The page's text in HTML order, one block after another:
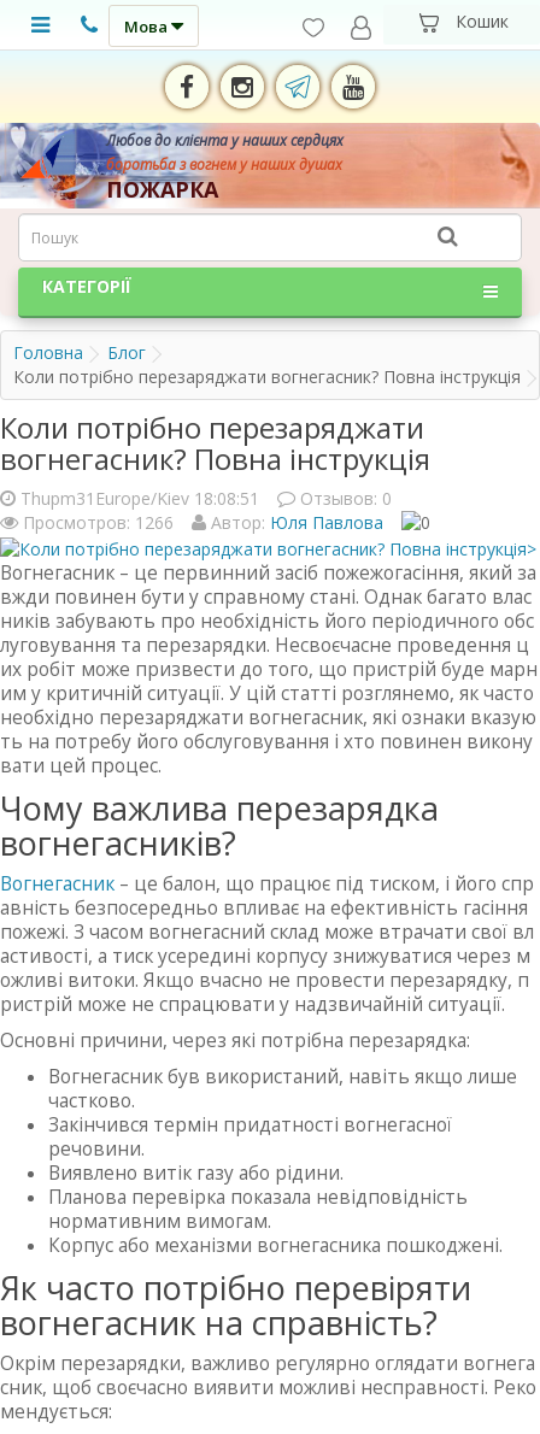
Мова
Любов до клієнта у наших сердцях
боротьба з вогнем у наших душах
ПОЖАРКА
КАТЕГОРІЇ
Головна
Блог
Коли потрібно перезаряджати вогнегасник? Повна інструкція
Коли потрібно перезаряджати
вогнегасник? Повна інструкція
Thupm31Europe/Kiev 18:08:51 Отзывов: 0
Просмотров: 1266
Автор: Юля Павлова
Вогнегасник – це первинний засіб пожежогасіння, який за
вжди повинен бути у справному стані. Однак багато влас
ників забувають про необхідність його періодичного обс
луговування та перезарядки. Несвоєчасне проведення ц
их робіт може призвести до того, що пристрій буде марн
им у критичній ситуації. У цій статті розглянемо, як часто
необхідно перезаряджати вогнегасник, які ознаки вказую
ть на потребу його обслуговування і хто повинен викону
вати цей процес.
Чому важлива перезарядка
вогнегасників?
Вогнегасник – це балон, що працює під тиском, і його спр
авність безпосередньо впливає на ефективність гасіння
пожежі. З часом вогнегасний склад може втрачати свої вл
астивості, а тиск усередині корпусу знижуватися через м
ожливі витоки. Якщо вчасно не провести перезарядку, п
ристрій може не спрацювати у надзвичайній ситуації.
Основні причини, через які потрібна перезарядка:
Вогнегасник був використаний, навіть якщо лише
частково.
Закінчився термін придатності вогнегасної
речовини.
Виявлено витік газу або рідини.
Планова перевірка показала невідповідність
нормативним вимогам.
Корпус або механізми вогнегасника пошкоджені.
Як часто потрібно перевіряти
вогнегасник на справність?
Окрім перезарядки, важливо регулярно оглядати вогнега
сник, щоб своєчасно виявити можливі несправності. Реко
мендується: